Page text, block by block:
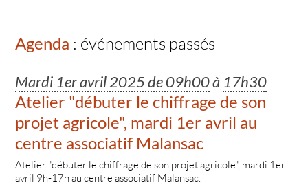
Agenda : événements passés
Mardi 1er avril 2025 de 09h00à 17h30
Atelier "débuter le chiffrage de son
projet agricole", mardi 1er avril au
centre associatif Malansac
Atelier "débuter le chiffrage de son projet agricole", mardi 1er
avril 9h-17h au centre associatif Malansac.